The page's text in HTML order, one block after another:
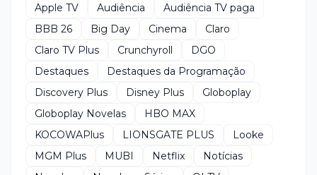
Apple TV Audiência
Audiência TV paga
BBB 26
Big Day Cinema
Claro
Claro TV Plus
Crunchyroll
DGO
Destaques
Destaques da Programação
Discovery Plus
Disney Plus
Globoplay
Globoplay Novelas
HBO MAX
KOCOWAPlus
LIONSGATE PLUS
Looke
MGM Plus
MUBI Netflix
Notícias